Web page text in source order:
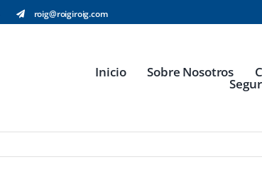
roig@roigiroig.com
Inicio Sobre Nosotros